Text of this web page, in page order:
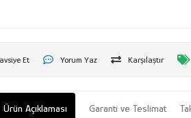
Et Yorum Yaz Karşılaştır
Ürün Açıklaması Garanti ve Teslimat